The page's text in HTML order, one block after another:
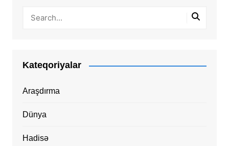
Kateqoriyalar
Araşdırma
Dünya
Hadisə